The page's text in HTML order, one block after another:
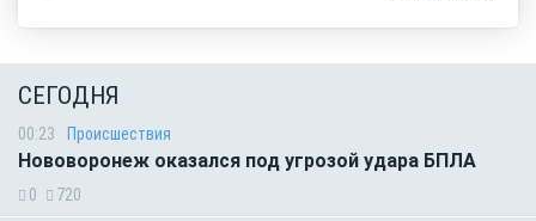
СЕГОДНЯ
00:23 Происшествия
Нововоронеж оказался под угрозой удара БПЛА
0 720